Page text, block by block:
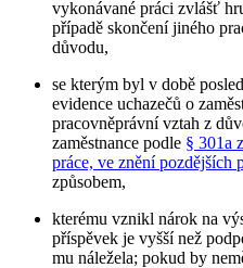
vykonávané práci zvlášť
případě skončení jiného
důvodu,
se kterým byl v době
evidence uchazečů o
pracovněprávní vztah z
zaměstnance podle § 301a
práce, ve znění pozdějších
způsobem,
kterému vznikl nárok na
příspěvek je vyšší než
mu náležela; pokud by